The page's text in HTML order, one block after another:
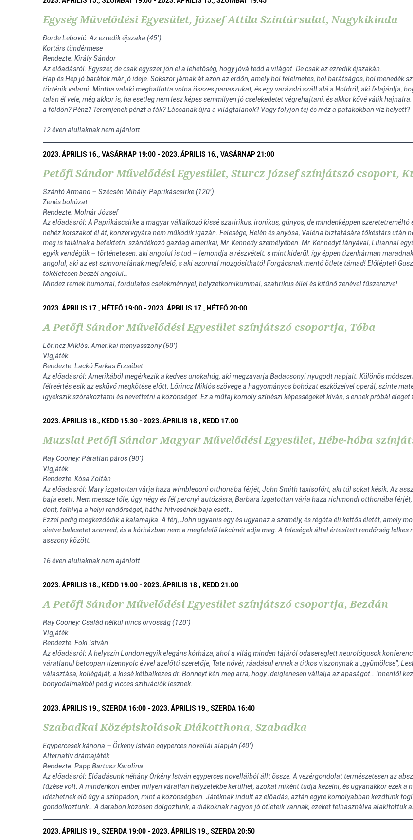
Egység Művelődési Egyesület, József Attila Színtársulat, Nagykikinda
Đorđe Lebović: Az ezredik éjszaka (45’)
Kortárs tündérmese
Rendezte: Király Sándor
Az előadásról: Egyszer, de csak egyszer jön el a lehetőség, hogy jóvá tedd a világot. De csak az ezredik éjszakán.
Hap és Hep jó barátok már jó ideje. Sokszor járnak át azon az erdőn, amely hol félelmetes, hol barátságos, hol menedék
történik valami. Mintha valaki meghallotta volna összes panaszukat, és egy varázsló száll alá a Holdról, aki felajánlja,
talán él vele, még akkor is, ha esetleg nem lesz képes semmilyen jó cselekedetet végrehajtani, és akkor kővé válik
a földön? Pénz? Teremjenek pénzt a fák? Lássanak újra a világtalanok? Vagy folyjon tej és méz a patakokban víz helyett?
12 éven aluliaknak nem ajánlott
2023. ÁPRILIS 16., VASÁRNAP 19:00 - 2023. ÁPRILIS 16., VASÁRNAP 21:00
Petőfi Sándor Művelődési Egyesület, Sturcz József színjátszó csoport,
Szántó Armand – Szécsén Mihály: Paprikáscsirke (120’)
Zenés bohózat
Rendezte: Molnár József
Az előadásról: A Paprikáscsirke a magyar vállalkozó kissé szatirikus, ironikus, gúnyos, de mindenképpen
nehéz korszakot él át, konzervgyára nem működik igazán. Felesége, Helén és anyósa, Valéria biztatására tőkéstárs
meg is találnak a befektetni szándékozó gazdag amerikai, Mr. Kennedy személyében. Mr. Kennedyt lányával, Liliannal
egyik vendégük – történetesen, aki angolul is tud – lemondja a részvételt, s mint kiderül, így éppen tizenhárman
angolul, aki az est színvonalának megfelelő, s aki azonnal mozgósítható! Forgácsnak mentő ötlete támad! Előlépteti
tökéletesen beszél angolul…
Mindez remek humorral, fordulatos cselekménnyel, helyzetkomikummal, szatirikus éllel és kitűnő zenével fűszerezve!
2023. ÁPRILIS 17., HÉTFŐ 19:00 - 2023. ÁPRILIS 17., HÉTFŐ 20:00
A Petőfi Sándor Művelődési Egyesület színjátszó csoportja, Tóba
Lőrincz Miklós: Amerikai menyasszony (60’)
Vígjáték
Rendezte: Lackó Farkas Erzsébet
Az előadásról: Amerikából megérkezik a kedves unokahúg, aki megzavarja Badacsonyi nyugodt napjait. Különös
félreértés esik az esküvő megkötése előtt. Lőrincz Miklós szövege a hagyományos bohózat eszközeivel operál, szinte
igyekszik szórakoztatni és nevettetni a közönséget. Ez a műfaj komoly színészi képességeket kíván, s ennek próbál
2023. ÁPRILIS 18., KEDD 15:30 - 2023. ÁPRILIS 18., KEDD 17:00
Muzslai Petőfi Sándor Magyar Művelődési Egyesület, Hébe-hóba
Ray Cooney: Páratlan páros (90’)
Vígjáték
Rendezte: Kósa Zoltán
Az előadásról: Mary izgatottan várja haza wimbledoni otthonába férjét, John Smith taxisofőrt, aki túl sokat késik. Az
baja esett. Nem messze tőle, úgy négy és fél percnyi autózásra, Barbara izgatottan várja haza richmondi otthonába
dönt, felhívja a helyi rendőrséget, hátha hitvesének baja esett...
Ezzel pedig megkezdődik a kalamajka. A férj, John ugyanis egy és ugyanaz a személy, és régóta éli kettős életét, amely
sietve balesetet szenved, és a kórházban nem a megfelelő lakcímét adja meg. A feleségek által értesített rendőrség
asszony között.
16 éven aluliaknak nem ajánlott
2023. ÁPRILIS 18., KEDD 19:00 - 2023. ÁPRILIS 18., KEDD 21:00
A Petőfi Sándor Művelődési Egyesület színjátszó csoportja, Bezdán
Ray Cooney: Család nélkül nincs orvosság (120’)
Vígjáték
Rendezte: Foki István
Az előadásról: A helyszín London egyik elegáns kórháza, ahol a világ minden tájáról odasereglett neurológusok
váratlanul betoppan tizennyolc évvel azelőtti szeretője, Tate nővér, ráadásul ennek a titkos viszonynak a „gyümölcse”,
választása, kollégáját, a kissé kétbalkezes dr. Bonneyt kéri meg arra, hogy ideiglenesen vállalja az apaságot… Innentől
bonyodalmakból pedig vicces szituációk lesznek.
2023. ÁPRILIS 19., SZERDA 16:00 - 2023. ÁPRILIS 19., SZERDA 16:40
Szabadkai Középiskolások Diákotthona, Szabadka
Egypercesek kánona – Örkény István egyperces novellái alapján (40’)
Alternatív drámajáték
Rendezte: Papp Bartusz Karolina
Az előadásról: Előadásunk néhány Örkény István egyperces novelláiból állt össze. A vezérgondolat természetesen az
fűzése volt. A mindenkori ember milyen váratlan helyzetekbe kerülhet, azokat miként tudja kezelni, és ugyanakkor ezek
idézhetnek elő úgy a színpadon, mint a közönségben. Játéknak indult az előadás, aztán egyre komolyabban kezdtünk
gondolkoztunk… A darabon közösen dolgoztunk, a diákoknak nagyon jó ötleteik vannak, ezeket felhasználva alakítottuk
2023. ÁPRILIS 19., SZERDA 19:00 - 2023. ÁPRILIS 19., SZERDA 20:50